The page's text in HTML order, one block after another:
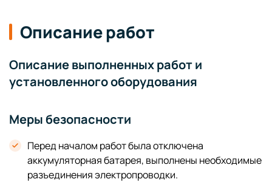
Описание работ
Описание выполненных работ и
установленного оборудования
Меры безопасности
Перед началом работ была отключена
аккумуляторная батарея, выполнены необходимые
разъединения электропроводки.